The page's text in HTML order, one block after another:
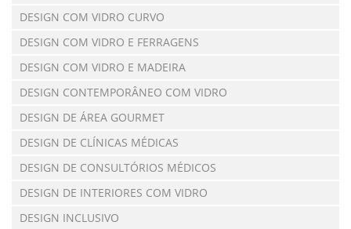
DESIGN COM VIDRO CURVO
DESIGN COM VIDRO E FERRAGENS
DESIGN COM VIDRO E MADEIRA
DESIGN CONTEMPORÂNEO COM VIDRO
DESIGN DE ÁREA GOURMET
DESIGN DE CLÍNICAS MÉDICAS
DESIGN DE CONSULTÓRIOS MÉDICOS
DESIGN DE INTERIORES COM VIDRO
DESIGN INCLUSIVO